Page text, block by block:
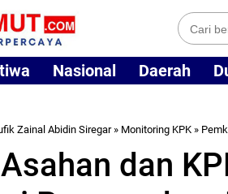
Nasional Daerah
Zainal Abidin Siregar» Monitoring KPK »
dan